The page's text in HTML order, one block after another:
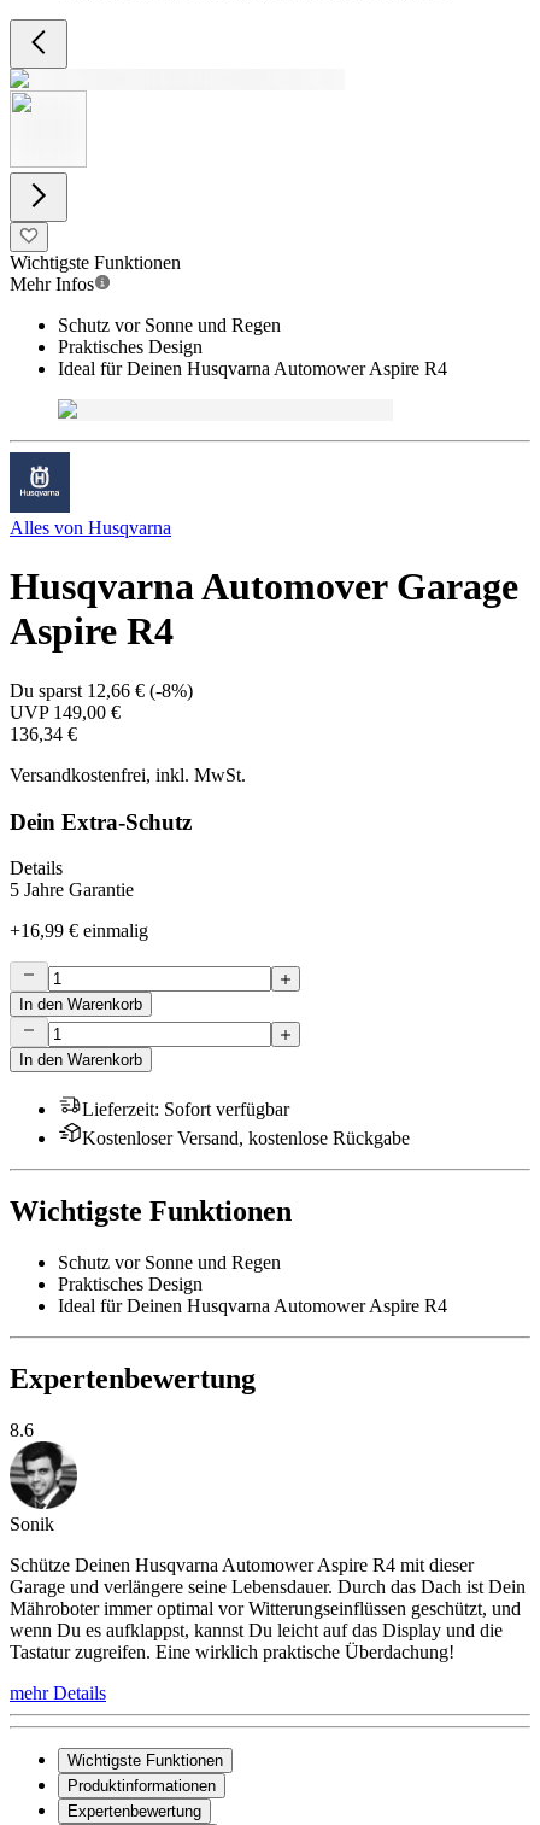
Wichtigste Funktionen
Mehr Infos
Schutz vor Sonne und Regen
Praktisches Design
Ideal für Deinen Husqvarna Automower Aspire R4
Alles von Husqvarna
Husqvarna Automover Garage
Aspire R4
Du sparst 12,66 € (-8%)
UVP 149,00 €
136,34 €
Versandkostenfrei, inkl. MwSt.
Dein Extra-Schutz
Details
5 Jahre Garantie
+16,99 € einmalig
In den Warenkorb
In den Warenkorb
Lieferzeit: Sofort verfügbar
Kostenloser Versand, kostenlose Rückgabe
Wichtigste Funktionen
Schutz vor Sonne und Regen
Praktisches Design
Ideal für Deinen Husqvarna Automower Aspire R4
Expertenbewertung
8.6
Sonik
Schütze Deinen Husqvarna Automower Aspire R4 mit dieser
Garage und verlängere seine Lebensdauer. Durch das Dach ist Dein
Mähroboter immer optimal vor Witterungseinflüssen geschützt, und
wenn Du es aufklappst, kannst Du leicht auf das Display und die
Tastatur zugreifen. Eine wirklich praktische Überdachung!
mehr Details
Wichtigste Funktionen
Produktinformationen
Expertenbewertung